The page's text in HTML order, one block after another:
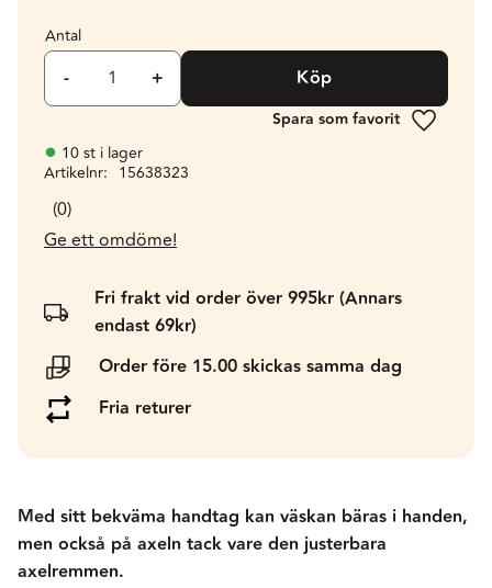
Antal
+
- Köp
Lägg till
10 st i lager
Artikelnr
15638323
0
Ge ett omdöme!
Fri frakt vid order över 995kr (Annars
endast 69kr)
Order före 15.00 skickas samma dag
Fria returer
Med sitt bekväma handtag kan väskan bäras i handen,
men också på axeln tack vare den justerbara
axelremmen.